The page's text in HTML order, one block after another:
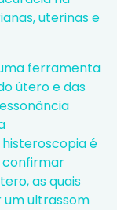
uterinas e
ferramenta
útero e das
é
confirmar
as quais
um ultrassom